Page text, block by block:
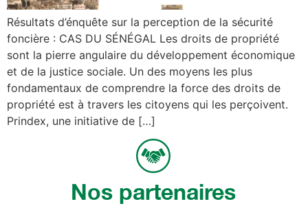
Résultats d’énquête sur la perception de la sécurité
foncière : CAS DU SÉNÉGAL Les droits de propriété
sont la pierre angulaire du développement économique
et de la justice sociale. Un des moyens les plus
fondamentaux de comprendre la force des droits de
propriété est à travers les citoyens qui les perçoivent.
Prindex, une initiative de […]
Nos partenaires